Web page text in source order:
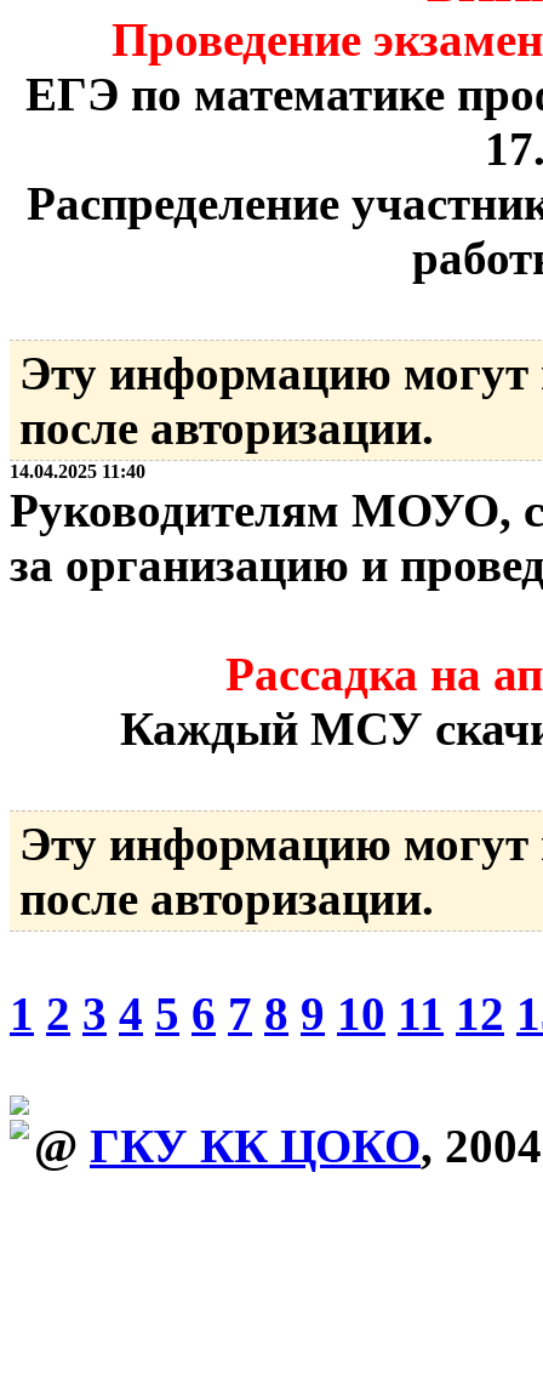
Проведение
ЕГЭ по математике
Распределение
Эту информацию могут
после авторизации.
14.04.2025 11:40
Руководителям МОУО,
за организацию и
Рассадка на
Каждый МСУ
Эту информацию могут
после авторизации.
1 2 3 4 5 6 7 8 9 10 11 12
@ ГКУ КК ЦОКО,